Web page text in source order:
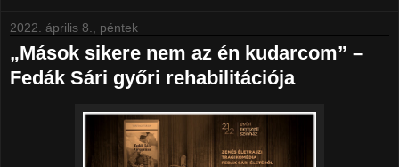
2022. április 8., péntek
„Mások sikere nem az én kudarcom” –
Fedák Sári győri rehabilitációja